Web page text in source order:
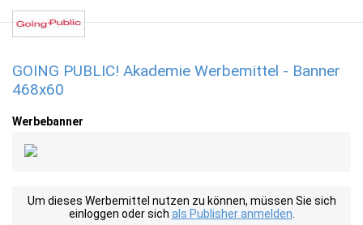
GOING PUBLIC! Akademie Werbemittel - Banner
468x60
Werbebanner
Um dieses Werbemittel nutzen zu können, müssen Sie sich
einloggen oder sich als Publisher anmelden